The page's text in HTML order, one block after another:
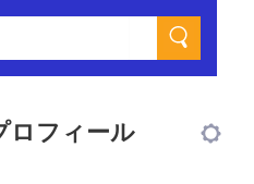
ロフィール